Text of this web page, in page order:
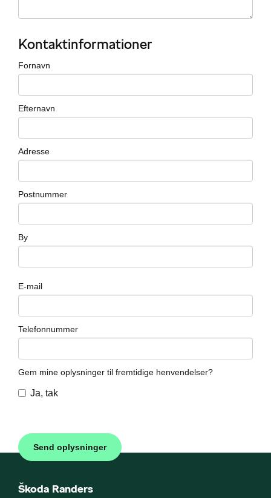
Kontaktinformationer
Fornavn
Efternavn
Adresse
Postnummer
By
E-mail
Telefonnummer
Gem mine oplysninger til fremtidige henvendelser?
Ja, tak
Škoda Randers